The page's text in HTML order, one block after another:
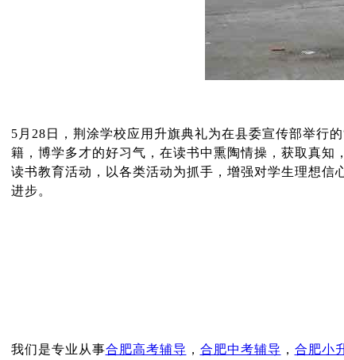
5月28日，荆涂学校应用升旗典礼为在县委宣传部举行
籍，博学多才的好习气，在读书中熏陶情操，获取真
读书教育活动，以各类活动为抓手，增强对学生理想
进步。
我们是专业从事合肥高考辅导 ， 合肥中考辅导 ， 合肥小